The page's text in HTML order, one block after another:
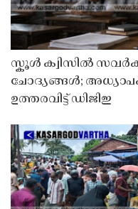
സ്കൂൾ ക്വിസിൽ
ചോദ്യങ്ങൾ;
ഉത്തരവിട്ട് ഡിജിഇ